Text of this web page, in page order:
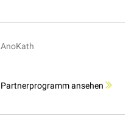
AnoKath
Partnerprogramm ansehen